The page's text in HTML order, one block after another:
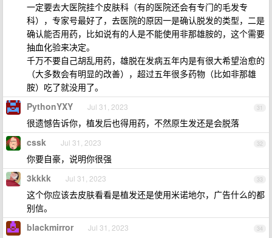
一定要去大医院挂个皮肤科（有的医院还会有专门的毛发专
科），专家号最好了，去医院的原因一是确认脱发的类型，二是
确认能否用药，比如说有的人是不能使用非那雄胺的，这个需要
抽血化验来决定。
千万不要自己胡乱用药，雄脱在发病五年内是有很大希望治愈的
（大多数会有明显的改善），超过五年很多药物（比如非那雄
胺）吃了就没用了。
31
PythonYXY Jul 31, 2023
很遗憾告诉你，植发后也得用药，不然原生发还是会脱落
32
cssk Jul 31, 2023
你要自豪，说明你很强
33
3kkkk Jul 31, 2023
这个你应该去皮肤看看是植发还是使用米诺地尔，广告什么的都
别信。
34
blackmirror Jul 31, 2023